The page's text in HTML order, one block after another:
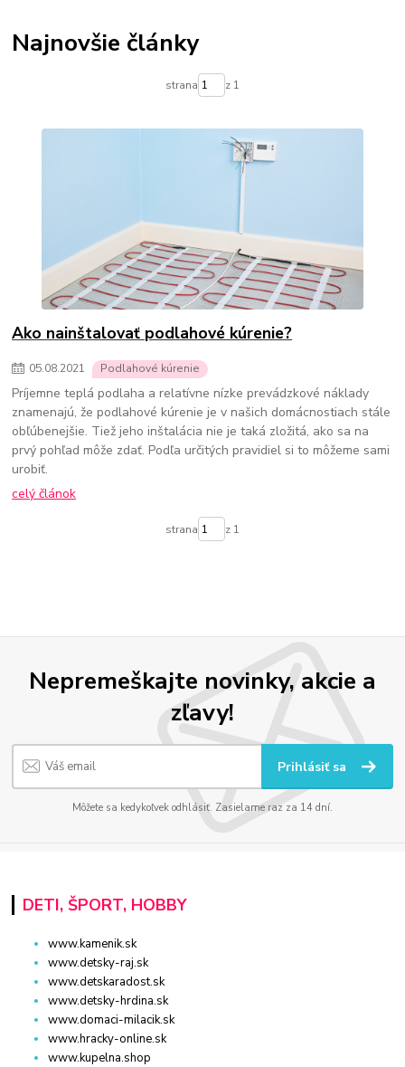
Skrinky pre rozdelovače podlahového kúrenia
Konvektorové ohrievače
Bojlery
Zlaté radiátory do kúpeľne
Najnovšie články
strana z 1
Ako nainštalovať podlahové kúrenie?
05.08.2021 Podlahové kúrenie
Príjemne teplá podlaha a relatívne nízke prevádzkové náklady
znamenajú, že podlahové kúrenie je v našich domácnostiach stále
obľúbenejšie. Tiež jeho inštalácia nie je taká zložitá, ako sa na
prvý pohľad môže zdať. Podľa určitých pravidiel si to môžeme sami
urobiť.
celý článok
strana z 1
Nepremeškajte novinky, akcie a
zľavy!
Prihlásiť sa
Môžete sa kedykoľvek odhlásiť. Zasielame raz za 14 dní.
DETI, ŠPORT, HOBBY
www.kamenik.sk
www.detsky-raj.sk
www.detskaradost.sk
www.detsky-hrdina.sk
www.domaci-milacik.sk
www.hracky-online.sk
www.kupelna.shop